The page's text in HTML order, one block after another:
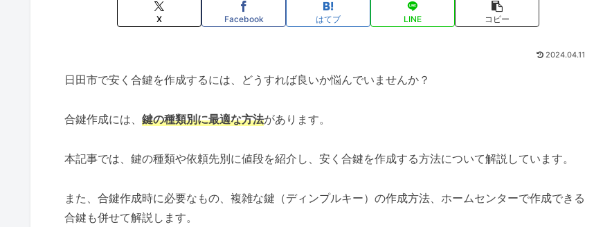
X Facebook はてブ LINE コピー
2024.04.11
日田市で安く合鍵を作成するには、どうすれば良いか悩んでいませんか？
合鍵作成には、 鍵の種類別に最適な方法があります。
本記事では、鍵の種類や依頼先別に値段を紹介し、安く合鍵を作成する方法について解説しています。
また、合鍵作成時に必要なもの、複雑な鍵（ディンプルキー）の作成方法、ホームセンターで作成できる
合鍵も併せて解説します。